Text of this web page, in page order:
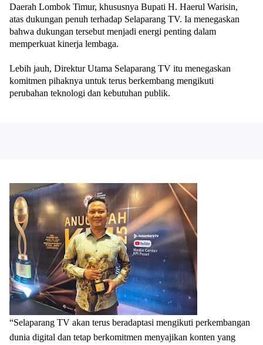
Daerah Lombok Timur, khususnya Bupati H. Haerul Warisin,
atas dukungan penuh terhadap Selaparang TV. Ia menegaskan
bahwa dukungan tersebut menjadi energi penting dalam
memperkuat kinerja lembaga.
Lebih jauh, Direktur Utama Selaparang TV itu menegaskan
komitmen pihaknya untuk terus berkembang mengikuti
perubahan teknologi dan kebutuhan publik.
“Selaparang TV akan terus beradaptasi mengikuti perkembangan
dunia digital dan tetap berkomitmen menyajikan konten yang